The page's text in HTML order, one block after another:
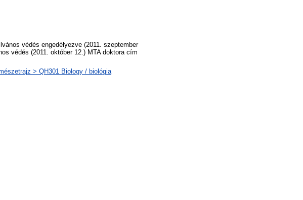
védés engedélyezve (2011. szeptember
védés (2011. október 12.) MTA doktora cím
> QH301 Biology / biológia